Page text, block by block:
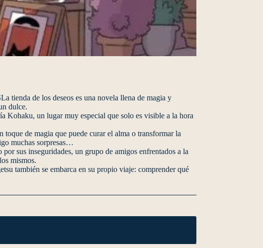
de los deseos es una novela llena de magia y
dulce.
Kohaku, un lugar muy especial que solo es visible a la hora
de magia que puede curar el alma o transformar la
muchas sorpresas…
sus inseguridades, un grupo de amigos enfrentados a la
mismos.
también se embarca en su propio viaje: comprender qué